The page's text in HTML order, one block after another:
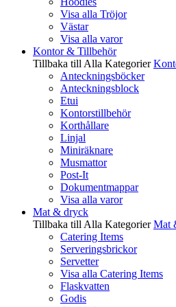
Visa alla Tröjor
Västar
Visa alla varor
Kontor & Tillbehör
Tillbaka till Alla Kategorier
Anteckningsböcker
Anteckningsblock
Etui
Kontorstillbehör
Korthållare
Linjal
Miniräknare
Musmattor
Post-It
Dokumentmappar
Visa alla varor
Mat & dryck
Tillbaka till Alla Kategorier Mat
Catering Items
Serveringsbrickor
Servetter
Visa alla Catering Items
Flaskvatten
Godis